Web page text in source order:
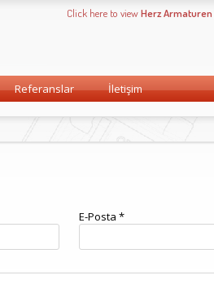
Referanslar İletişim
Click here to viewHerz Armaturen
E-Posta *